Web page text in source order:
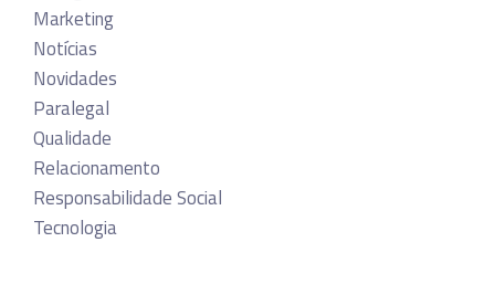
Marketing
Notícias
Novidades
Paralegal
Qualidade
Relacionamento
Responsabilidade Social
Tecnologia